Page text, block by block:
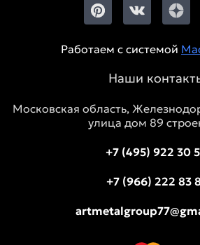
Работаем с системой
Наши
Московская область,
улица дом 89
+7 (495) 922 30
+7 (966) 222 83